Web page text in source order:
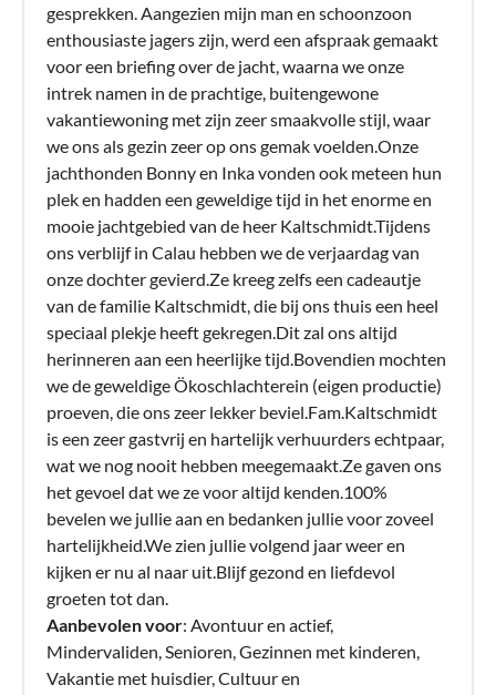
gesprekken. Aangezien mijn man en schoonzoon
enthousiaste jagers zijn, werd een afspraak gemaakt
voor een briefing over de jacht, waarna we onze
intrek namen in de prachtige, buitengewone
vakantiewoning met zijn zeer smaakvolle stijl, waar
we ons als gezin zeer op ons gemak voelden.Onze
jachthonden Bonny en Inka vonden ook meteen hun
plek en hadden een geweldige tijd in het enorme en
mooie jachtgebied van de heer Kaltschmidt.Tijdens
ons verblijf in Calau hebben we de verjaardag van
onze dochter gevierd.Ze kreeg zelfs een cadeautje
van de familie Kaltschmidt, die bij ons thuis een heel
speciaal plekje heeft gekregen.Dit zal ons altijd
herinneren aan een heerlijke tijd.Bovendien mochten
we de geweldige Ökoschlachterein (eigen productie)
proeven, die ons zeer lekker beviel.Fam.Kaltschmidt
is een zeer gastvrij en hartelijk verhuurders echtpaar,
wat we nog nooit hebben meegemaakt.Ze gaven ons
het gevoel dat we ze voor altijd kenden.100%
bevelen we jullie aan en bedanken jullie voor zoveel
hartelijkheid.We zien jullie volgend jaar weer en
kijken er nu al naar uit.Blijf gezond en liefdevol
groeten tot dan.
Aanbevolen voor: Avontuur en actief,
Mindervaliden, Senioren, Gezinnen met kinderen,
Vakantie met huisdier, Cultuur en